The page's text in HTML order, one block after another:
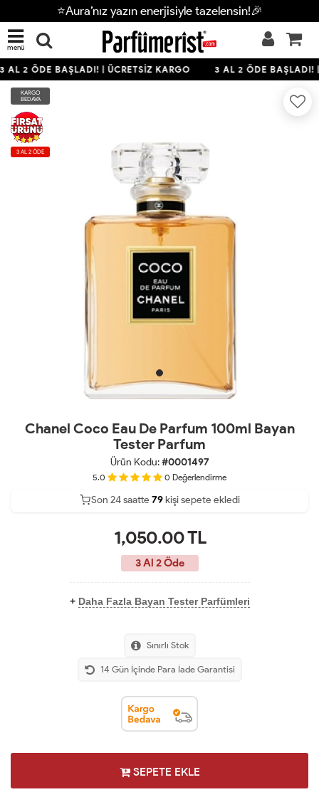
⭐Aura’nız yazın enerjisiyle tazelensin!🎉
menü
AL 2 ÖDE BAŞLADI! | ÜCRETSİZ KARGO 3 AL 2 ÖDE BAŞLADI! |
KARGO
BEDAVA
3 AL 2 ÖDE
Chanel Coco Eau De Parfum 100ml Bayan
Tester Parfum
Ürün Kodu:#0001497
5.0 0 Değerlendirme
36
Son 24 saatte 79kişi sepete ekledi
17
1,050.00TL
3 Al 2 Öde
+ Daha Fazla Bayan Tester Parfümleri
Sınırlı Stok
14 Gün İçinde Para İade Garantisi
SEPETE EKLE